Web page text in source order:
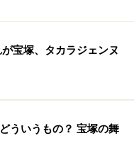
宝塚、タカラジェンヌ
ういうもの？ 宝塚の舞